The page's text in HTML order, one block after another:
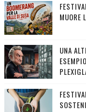
MUORE
UNA